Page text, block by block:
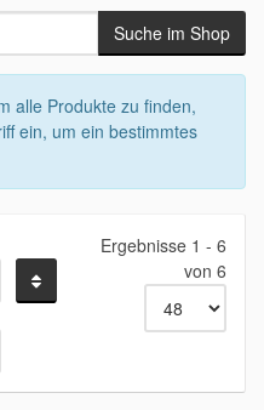
alle Produkte zu finden,
ein, um ein bestimmtes
Ergebnisse 1 - 6
von 6